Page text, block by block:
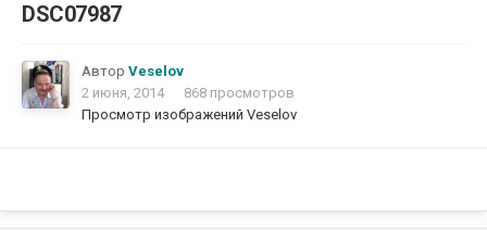
DSC07987
Автор Veselov
2 июня, 2014
868 просмотров
Просмотр изображений Veselov